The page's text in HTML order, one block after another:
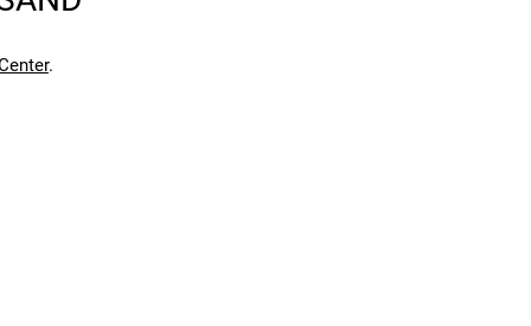
kann. Einen Fehler gefunden?
.